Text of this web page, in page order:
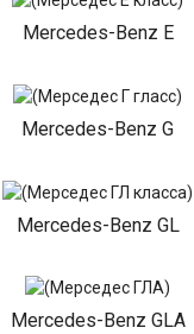
Mercedes-Benz E
Mercedes-Benz G
Mercedes-Benz GL
Mercedes-Benz GLA